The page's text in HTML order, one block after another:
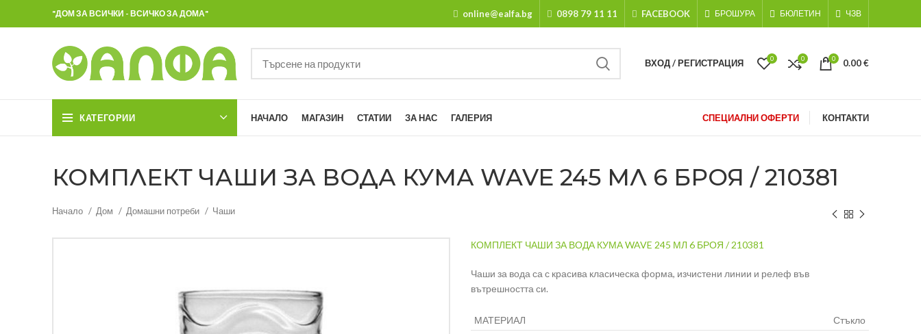
"ДОМ ЗА ВСИЧКИ - ВСИЧКО ЗА ДОМА" online@ealfa.bg 0898 79 11 11 FACEBOOK БРОШУРА БЮЛЕТИН ЧЗВ
ВХОД / РЕГИСТРАЦИЯ 0 0 0 0.00€
КАТЕГОРИИ НАЧАЛО МАГАЗИН СТАТИИ ЗА НАС ГАЛЕРИЯ СПЕЦИАЛНИ ОФЕРТИ КОНТАКТИ
КОМПЛЕКТ ЧАШИ ЗА ВОДА КУМА WAVE 245 МЛ 6 БРОЯ / 210381
Начало Дом Домашни потреби Чаши
КОМПЛЕКТ ЧАШИ ЗА ВОДА КУМА WAVE 245 МЛ 6 БРОЯ / 210381
Чаши за вода са с красива класическа форма, изчистени линии и релеф във
вътрешността си.
МАТЕРИАЛ
Стъкло